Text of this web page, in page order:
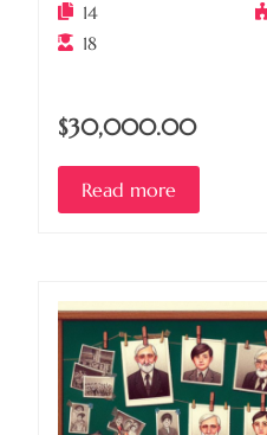
14
18
$30,000.00
Read more